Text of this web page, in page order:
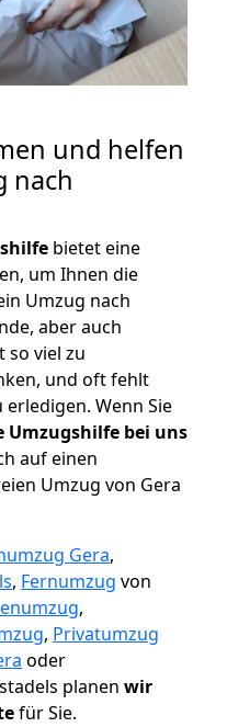
und helfen
nach
bietet eine
um Ihnen die
Umzug nach
aber auch
so viel zu
und oft fehlt
Wenn Sie
Umzugshilfe bei uns
auf einen
Umzug von Gera
Gera,
, Fernumzug von
,
, Privatumzug
oder
planen wir
für Sie.